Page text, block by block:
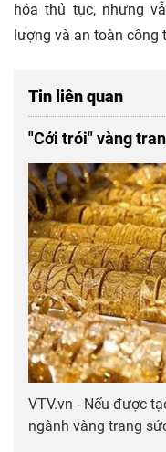
hóa thủ tục, nhưng
lượng và an toàn công
Tin liên quan
"Cởi trói" vàng
VTV.vn - Nếu được
ngành vàng trang